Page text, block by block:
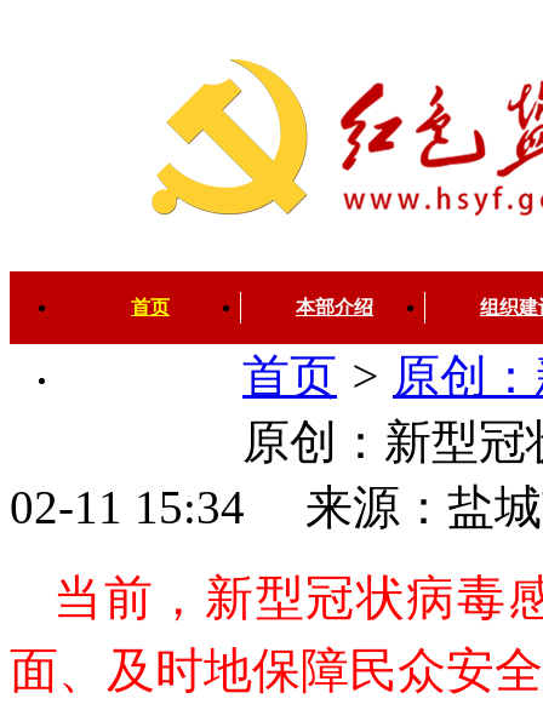
首页 本部介绍 组织建
首页 > 原创
原创：新型
02-11 15:34 来源：盐
当前，新型冠状病毒
面、及时地保障民众安